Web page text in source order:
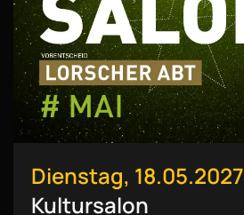
Dienstag, 18.05.2027
Kultursalon